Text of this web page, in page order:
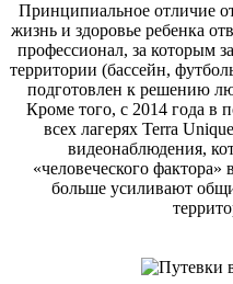
Принципиальное отличие
жизнь и здоровье ребенка
профессионал, за которым
территории (бассейн,
подготовлен к решению
Кроме того, с 2014 года в
всех лагерях Terra
видеонаблюдения,
«человеческого
больше усиливают